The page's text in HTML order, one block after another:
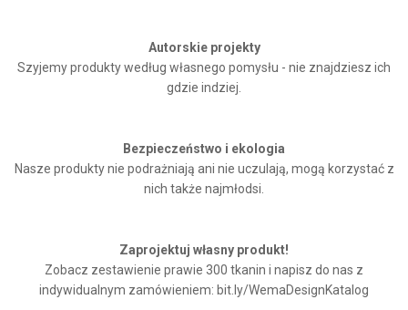
Autorskie projekty
Szyjemy produkty według własnego pomysłu - nie znajdziesz ich
gdzie indziej.
Bezpieczeństwo i ekologia
Nasze produkty nie podrażniają ani nie uczulają, mogą korzystać z
nich także najmłodsi.
Zaprojektuj własny produkt!
Zobacz zestawienie prawie 300 tkanin i napisz do nas z
indywidualnym zamówieniem: bit.ly/WemaDesignKatalog